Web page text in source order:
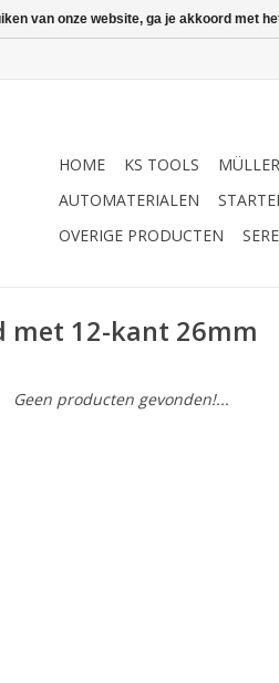
HOME KS TOOLS
AUTOMATERIALEN
OVERIGE PRODUCTEN
met 12-kant 26mm
Geen producten gevonden!...
van onze website, ga je akkoord met